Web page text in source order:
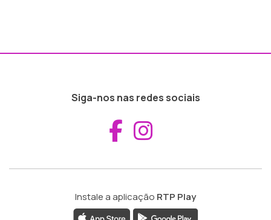
Siga-nos nas redes sociais
Aceder ao
Instale a aplicação RTP Play